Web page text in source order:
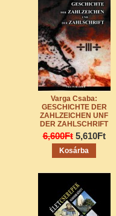
Varga Csaba:
GESCHICHTE DER
ZAHLZEICHEN UNF
DER ZAHLSCHRIFT
6,600Ft 5,610Ft